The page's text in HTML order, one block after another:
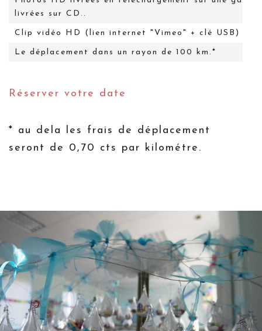
livrées sur CD..
Clip vidéo HD (lien internet "Vimeo" + clé USB)
Le déplacement dans un rayon de 100 km.*
Réserver votre date
* au dela les frais de déplacement
seront de 0,70 cts par kilométre.